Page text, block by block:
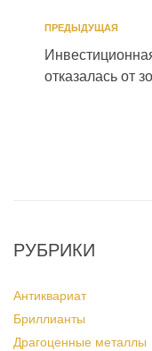
ПРЕДЫДУЩАЯ
отказалась от
РУБРИКИ
Антиквариат
Бриллианты
Драгоценные металлы